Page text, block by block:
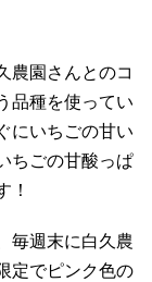
農園さんとのコ
品種を使ってい
にいちごの甘い
ちごの甘酸っぱ
！
毎週末に白久農
定でピンク色の